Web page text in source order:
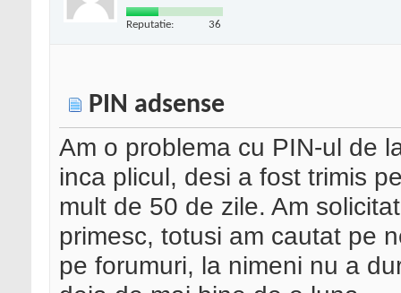
Reputatie: 36
PIN adsense
Am o problema cu PIN-ul de
inca plicul, desi a fost trimis
mult de 50 de zile. Am
primesc, totusi am cautat pe
pe forumuri, la nimeni nu a